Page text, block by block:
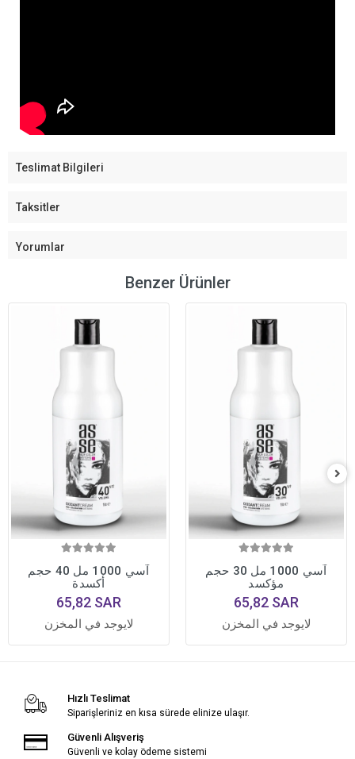
Teslimat Bilgileri
Taksitler
Yorumlar
Benzer Ürünler
آسي 1000 مل 40 حجم
أكسدة
65,82 SAR
لايوجد في المخزن
آسي 1000 مل 30 حجم
مؤكسد
65,82 SAR
لايوجد في المخزن
Hızlı Teslimat
Siparişleriniz en kısa sürede elinize ulaşır.
Güvenli Alışveriş
Güvenli ve kolay ödeme sistemi